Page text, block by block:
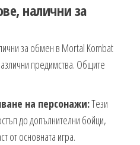
налични за
за обмен в Mortal Kombat
предимства. Общите
на персонажи:Тези
до допълнителни бойци,
от основната игра.